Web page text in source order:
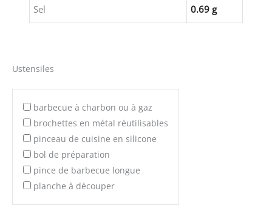
Sel 0.69 g
Ustensiles
barbecue à charbon ou à gaz
brochettes en métal réutilisables
pinceau de cuisine en silicone
bol de préparation
pince de barbecue longue
planche à découper